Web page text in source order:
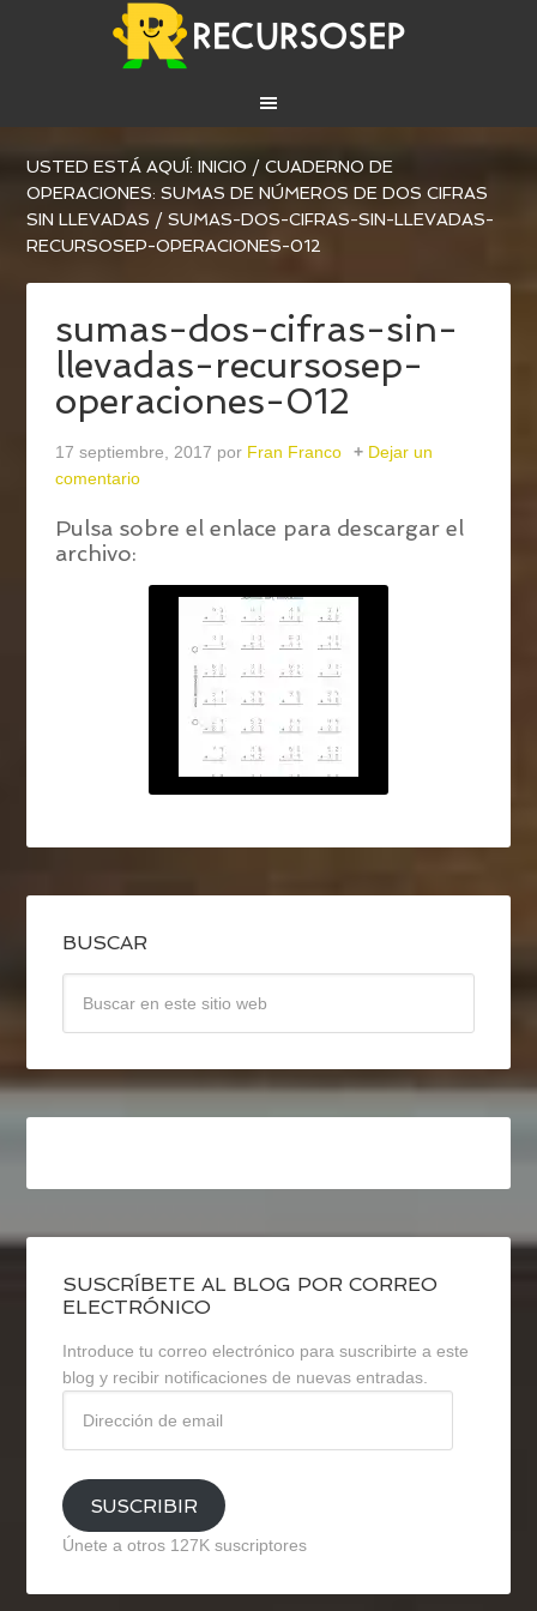
USTED ESTÁ AQUÍ:INICIO / CUADERNO DE
OPERACIONES: SUMAS DE NÚMEROS DE DOS CIFRAS
SIN LLEVADAS / SUMAS-DOS-CIFRAS-SIN-LLEVADAS-
RECURSOSEP-OPERACIONES-012
sumas-dos-cifras-sin-
llevadas-recursosep-
operaciones-012
17 septiembre, 2017 por Fran Franco
Dejar un
comentario
Pulsa sobre el enlace para descargar el
archivo:
BUSCAR
SUSCRÍBETE AL BLOG POR CORREO
ELECTRÓNICO
Introduce tu correo electrónico para suscribirte a este
blog y recibir notificaciones de nuevas entradas.
email
SUSCRIBIR
Únete a otros 127K suscriptores